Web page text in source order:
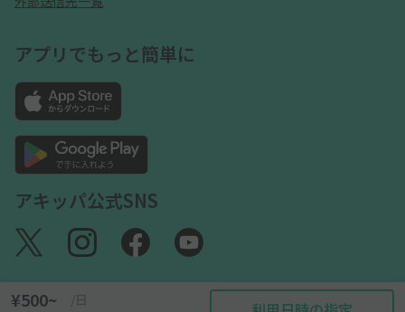
¥500~ /日
アプリでもっと簡単に
アキッパ公式SNS